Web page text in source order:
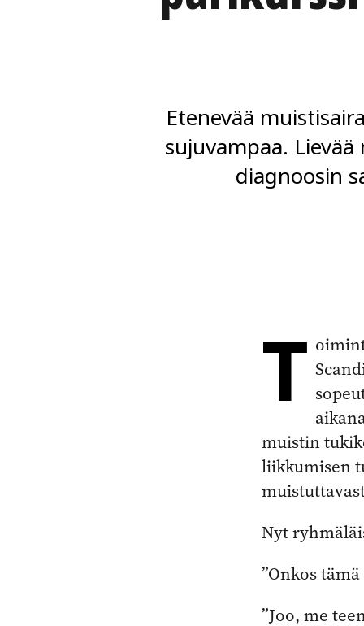
Etenevää
sujuvampaa.
diagnoosin
T
muistin
liikkumisen
Nyt
”Onkos
”Joo, me